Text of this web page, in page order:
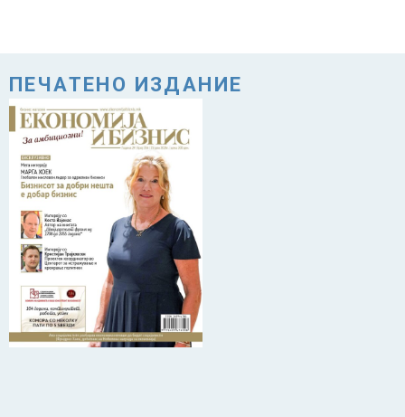
ПЕЧАТЕНО ИЗДАНИЕ